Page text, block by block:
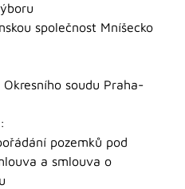
společnost Mníšecko
soudu Praha-
pozemků pod
a smlouva o